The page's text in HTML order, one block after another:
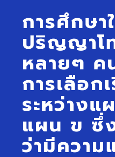
การศึกษา
ปริญญาโ
หลายๆ ค
การเลือก
ระหว่าง
แผน ข ซึ่ง
ว่ามีควา